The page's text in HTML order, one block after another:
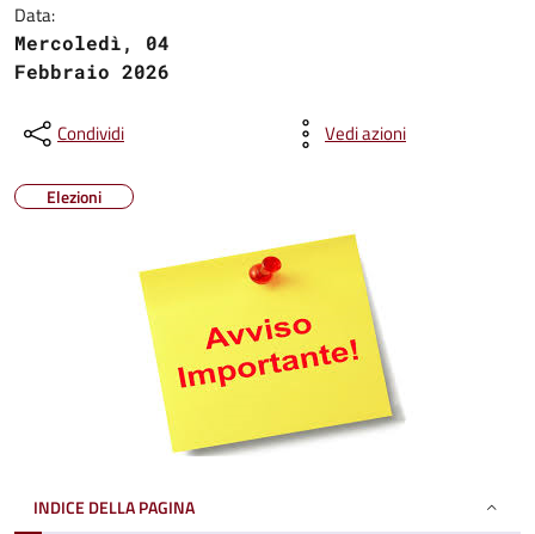
Data:
Mercoledì, 04
Febbraio 2026
Condividi Vedi azioni
Elezioni
INDICE DELLA PAGINA